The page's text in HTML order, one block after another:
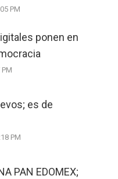
PM
ponen en
es de
PM
PAN EDOMEX;